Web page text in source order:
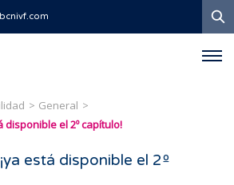
General
disponible el 2º capítulo!
está disponible el 2º